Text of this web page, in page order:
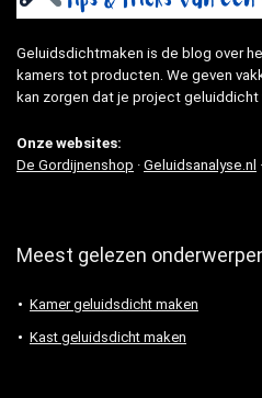
Geluidsdichtmaken is de blog over
kamers tot producten. We geven
kan zorgen dat je project geluiddicht
Onze websites:
De Gordijnenshop · Geluidsanalyse.nl ·
Meest gelezen
Kamer geluidsdicht maken
Kast geluidsdicht maken